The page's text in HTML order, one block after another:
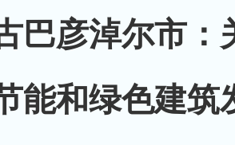
巴彦淖尔市：
能和绿色建筑